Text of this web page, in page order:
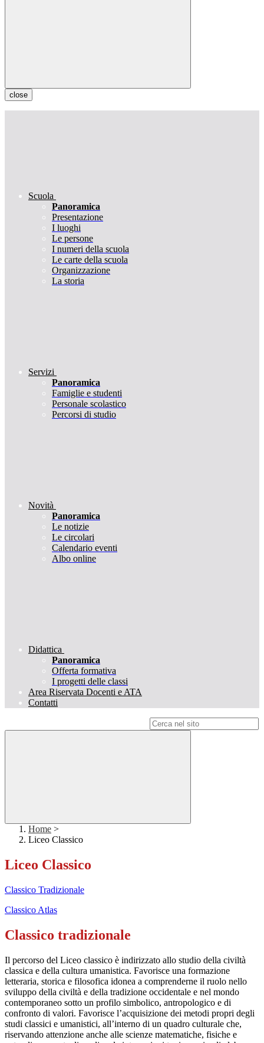
close
Scuola
Panoramica
Presentazione
I luoghi
Le persone
I numeri della scuola
Le carte della scuola
Organizzazione
La storia
Servizi
Panoramica
Famiglie e studenti
Personale scolastico
Percorsi di studio
Novità
Panoramica
Le notizie
Le circolari
Calendario eventi
Albo online
Didattica
Panoramica
Offerta formativa
I progetti delle classi
Area Riservata Docenti e ATA
Contatti
Home >
Liceo Classico
Liceo Classico
Classico Tradizionale
Classico Atlas
Classico tradizionale
Il percorso del Liceo classico è indirizzato allo studio della civiltà
classica e della cultura umanistica. Favorisce una formazione
letteraria, storica e filosofica idonea a comprenderne il ruolo nello
sviluppo della civiltà e della tradizione occidentale e nel mondo
contemporaneo sotto un profilo simbolico, antropologico e di
confronto di valori. Favorisce l’acquisizione dei metodi propri degli
studi classici e umanistici, all’interno di un quadro culturale che,
riservando attenzione anche alle scienze matematiche, fisiche e